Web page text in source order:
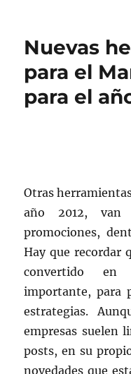
Nuevas
para el
para el
Otras
año 2012,
promociones,
Hay que recordar
convertido en
importante, para
estrategias.
empresas suelen
posts, en su
novedades que